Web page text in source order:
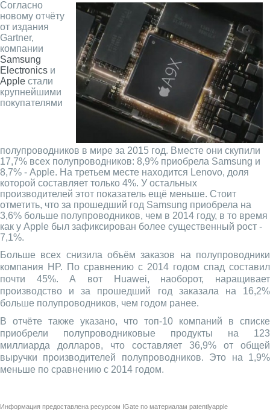
Согласно
новому отчёту
от издания
Gartner,
компании
Samsung
Electronics и
Apple стали
крупнейшими
покупателями
полупроводников в мире за 2015 год. Вместе они скупили
17,7% всех полупроводников: 8,9% приобрела Samsung и
8,7% - Apple. На третьем месте находится Lenovo, доля
которой составляет только 4%. У остальных
производителей этот показатель ещё меньше. Стоит
отметить, что за прошедший год Samsung приобрела на
3,6% больше полупроводников, чем в 2014 году, в то время
как у Apple был зафиксирован более существенный рост -
7,1%.
Больше всех снизила объём заказов на полупроводники
компания HP. По сравнению с 2014 годом спад составил
почти 45%. А вот Huawei, наоборот, наращивает
производство и за прошедший год заказала на 16,2%
больше полупроводников, чем годом ранее.
В отчёте также указано, что топ-10 компаний в списке
приобрели полупроводниковые продукты на 123
миллиарда долларов, что составляет 36,9% от общей
выручки производителей полупроводников. Это на 1,9%
меньше по сравнению с 2014 годом.
Информация предоставлена ресурсом IGate по материалам patentlyapple